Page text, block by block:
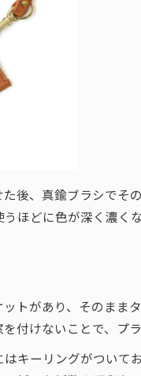
後、真鍮ブラシでそ
ほどに色が深く濃く
トがあり、そのまま
付けないことで、プ
キーリングがついて